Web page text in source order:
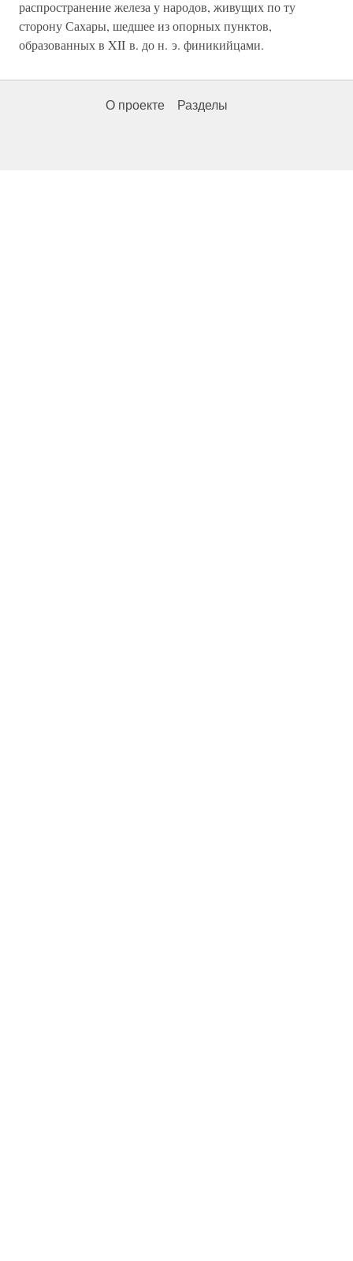
распространение железа у народов, живущих по ту
сторону Сахары, шедшее из опорных пунктов,
образованных в XII в. до н. э. финикийцами.
О проекте Разделы